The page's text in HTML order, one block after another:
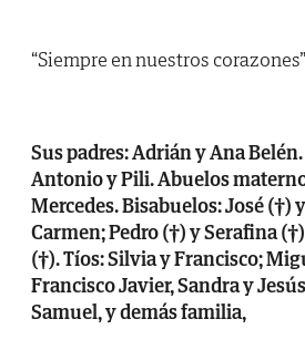
“Siempre en nuestros corazones”
Sus padres: Adrián y Ana
Antonio y Pili. Abuelos
Mercedes. Bisabuelos: José (†)
Carmen; Pedro (†) y Serafina
(†). Tíos: Silvia y Francisco;
Francisco Javier, Sandra y
Samuel, y demás familia,